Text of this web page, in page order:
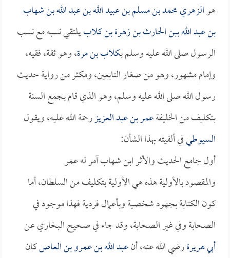
هوالزهري محمد بن مسلم بن عبيد الله بن عبد الله بن شهاب
بن عبد الله ببن الحارث بن زهرة بن كلابيلتقي نسبه مع نسب
الرسول صلى الله عليه وسلم بـكلاب بن مرة، وهو ثقة، فقيه،
وإمام مشهور، وهو من صغار التابعين، ومكثر من رواية حديث
رسول الله صلى الله عليه وسلم، وهو الذي قام بجمع السنة
بتكليف من الخليفةعمر بن عبد العزيزرحمة الله عليه، ويقول
السيوطيفي ألفيته بهذا الشأن:
أول جامع الحديث والأثر ابن شهاب آمر له عمر
والمقصود بالأولية هذه هي الأولية بتكليف من السلطان، أما
كون الكتابة بجهود شخصية وبأعمال فردية فهذا موجود في
الصحابة وفي غير الصحابة، وقد جاء في صحيح البخاري عن
أبي هريرةرضي الله عنه، أنعبد الله بن عمرو بن العاصكان